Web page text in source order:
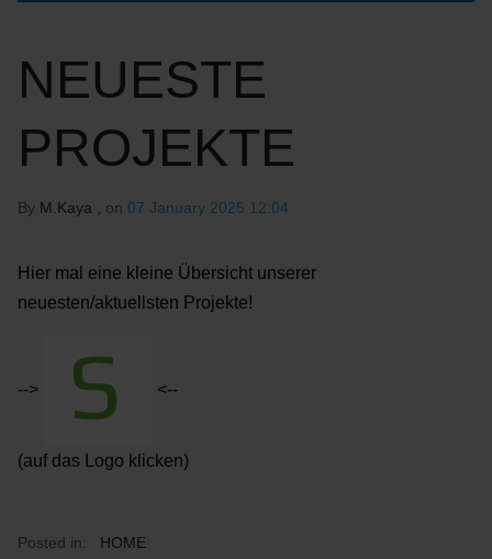
NEUESTE
PROJEKTE
By M.Kaya , on 07 January 2025 12:04
Hier mal eine kleine Übersicht unserer
neuesten/aktuellsten Projekte!
--> <--
(auf das Logo klicken)
Posted in: HOME